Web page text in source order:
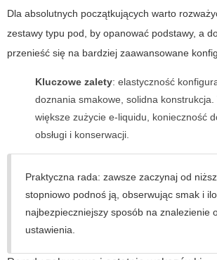
Dla absolutnych początkujących warto
zestawy typu pod, by opanować podstawy, a
przenieść się na bardziej zaawansowane
Kluczowe zalety: elastyczność
doznania smakowe, solidna konstrukcja.
większe zużycie e‑liquidu, konieczność
obsługi i konserwacji.
Praktyczna rada: zawsze zaczynaj od
stopniowo podnoś ją, obserwując smak i
najbezpieczniejszy sposób na znalezienie
ustawienia.